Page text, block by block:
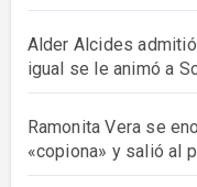
Alder Alcides
igual se le animó a
Ramonita Vera se
«copiona» y salió al